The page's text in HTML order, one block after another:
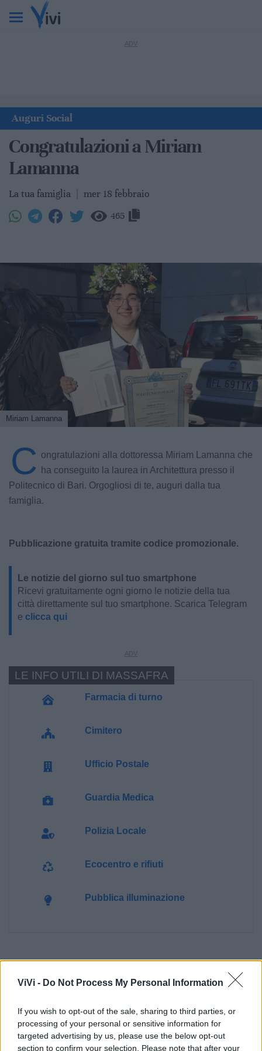
ViVi - Do Not Process My Personal Information
If you wish to opt-out of the sale, sharing to third parties, or
processing of your personal or sensitive information for
targeted advertising by us, please use the below opt-out
section to confirm your selection. Please note that after your
Auguri Social
Congratulazioni a Miriam
Lamanna
La tua famiglia mer 18 febbraio
465
Miriam Lamanna
C ongratulazioni alla dottoressa Miriam Lamanna che
ha conseguito la laurea in Architettura presso il
Politecnico di Bari. Orgogliosi di te, auguri dalla tua
famiglia.
Pubblicazione gratuita tramite codice promozionale.
Le notizie del giorno sul tuo smartphone
Ricevi gratuitamente ogni giorno le notizie della tua
città direttamente sul tuo smartphone. Scarica Telegram
e clicca qui
Farmacia di turno
Cimitero
Ufficio Postale
Guardia Medica
Polizia Locale
Ecocentro e rifiuti
Pubblica illuminazione
LE INFO UTILI DI MASSAFRA